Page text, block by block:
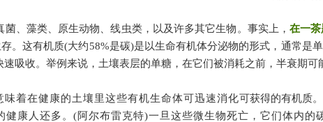
、藻类、原生动物、线虫类，以及许多其它生物。事实上， 在一
。这有机质(大约58%是碳)是以生命有机体分泌物的形式，通常是
吸收。举例来说，土壤表层的单糖，在它们被消耗之前，半衰期可
着在健康的土壤里这些有机生命体可迅速消化可获得的有机质
康人还多。(阿尔布雷克特)一旦这些微生物死亡，它们体内的